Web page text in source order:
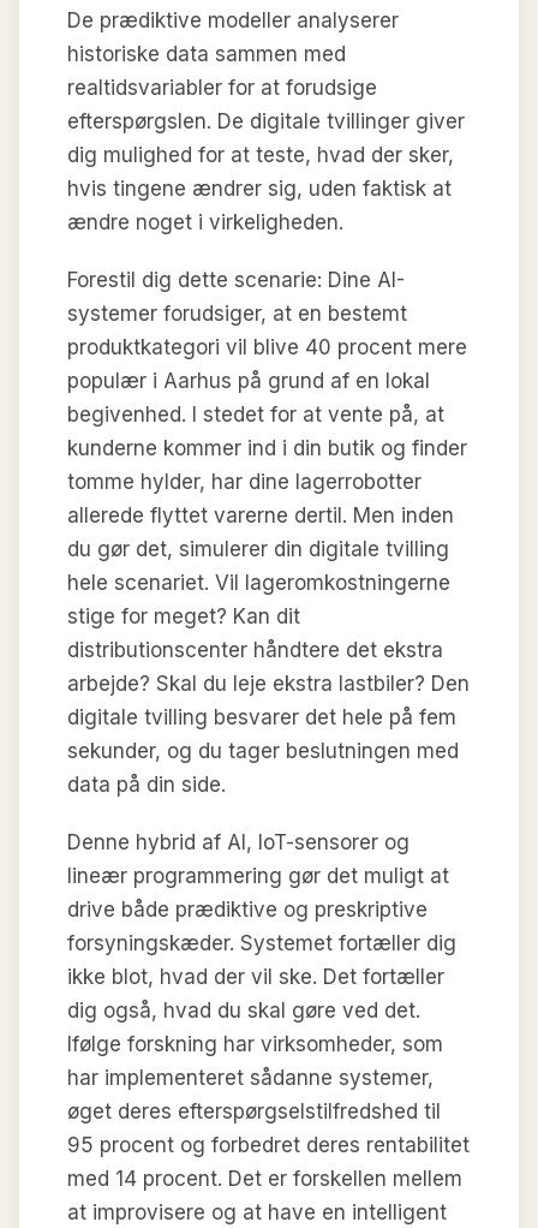
De prædiktive modeller analyserer
historiske data sammen med
realtidsvariabler for at forudsige
efterspørgslen. De digitale tvillinger giver
dig mulighed for at teste, hvad der sker,
hvis tingene ændrer sig, uden faktisk at
ændre noget i virkeligheden.
Forestil dig dette scenarie: Dine AI-
systemer forudsiger, at en bestemt
produktkategori vil blive 40 procent mere
populær i Aarhus på grund af en lokal
begivenhed. I stedet for at vente på, at
kunderne kommer ind i din butik og finder
tomme hylder, har dine lagerrobotter
allerede flyttet varerne dertil. Men inden
du gør det, simulerer din digitale tvilling
hele scenariet. Vil lageromkostningerne
stige for meget? Kan dit
distributionscenter håndtere det ekstra
arbejde? Skal du leje ekstra lastbiler? Den
digitale tvilling besvarer det hele på fem
sekunder, og du tager beslutningen med
data på din side.
Denne hybrid af AI, IoT-sensorer og
lineær programmering gør det muligt at
drive både prædiktive og preskriptive
forsyningskæder. Systemet fortæller dig
ikke blot, hvad der vil ske. Det fortæller
dig også, hvad du skal gøre ved det.
Ifølge forskning har virksomheder, som
har implementeret sådanne systemer,
øget deres efterspørgselstilfredshed til
95 procent og forbedret deres rentabilitet
med 14 procent. Det er forskellen mellem
at improvisere og at have en intelligent